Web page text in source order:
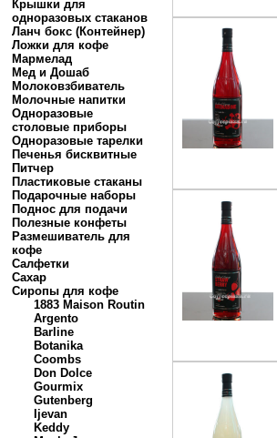
Крышки для
одноразовых стаканов
Ланч бокс (Контейнер)
Ложки для кофе
Мармелад
Мед и Дошаб
Молоковзбиватель
Молочные напитки
Одноразовые
столовые приборы
Одноразовые тарелки
Печенья бисквитные
Питчер
Пластиковые стаканы
Подарочные наборы
Поднос для подачи
Полезные конфеты
Размешиватель для
кофе
Салфетки
Сахар
Сиропы для кофе
1883 Maison Routin
Argento
Barline
Botanika
Coombs
Don Dolce
Gourmix
Gutenberg
Ijevan
Keddy